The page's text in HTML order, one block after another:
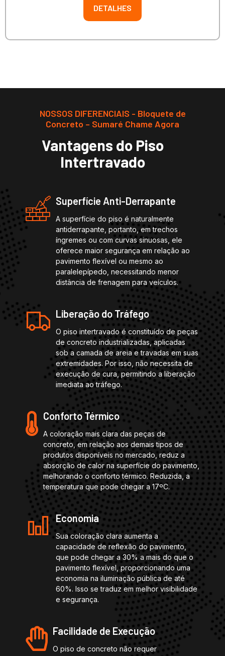
DETALHES
NOSSOS DIFERENCIAIS - Bloquete de
Concreto – Sumaré Chame Agora
Vantagens do Piso
Intertravado
Superfície Anti-Derrapante
A superfície do piso é naturalmente
antiderrapante, portanto, em trechos
íngremes ou com curvas sinuosas, ele
oferece maior segurança em relação ao
pavimento flexível ou mesmo ao
paralelepípedo, necessitando menor
distância de frenagem para veículos.
Liberação do Tráfego
O piso intertravado é constituído de peças
de concreto industrializadas, aplicadas
sob a camada de areia e travadas em suas
extremidades. Por isso, não necessita de
execução de cura, permitindo a liberação
imediata ao tráfego.
Conforto Térmico
A coloração mais clara das peças de
concreto, em relação aos demais tipos de
produtos disponíveis no mercado, reduz a
absorção de calor na superfície do pavimento,
melhorando o conforto térmico. Reduzida, a
temperatura que pode chegar a 17ºC.
Economia
Sua coloração clara aumenta a
capacidade de reflexão do pavimento,
que pode chegar a 30% a mais do que o
pavimento flexível, proporcionando uma
economia na iluminação pública de até
60%. Isso se traduz em melhor visibilidade
e segurança.
Facilidade de Execução
O piso de concreto não requer